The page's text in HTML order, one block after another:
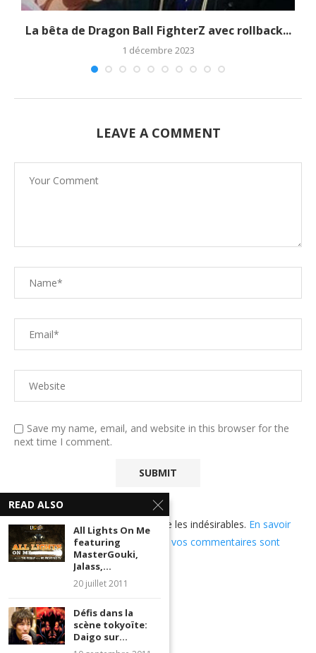
La bêta de Dragon Ball FighterZ avec rollback...
1 décembre 2023
LEAVE A COMMENT
Save my name, email, and website in this browser for the
next time I comment.
Ce site utilise Akismet pour réduire les indésirables. En savoir
plus sur comment les données de vos commentaires sont
utilisées.
READ ALSO
All Lights On Me
featuring
MasterGouki,
Jalass,...
20 juillet 2011
Défis dans la
scène tokyoïte:
Daigo sur...